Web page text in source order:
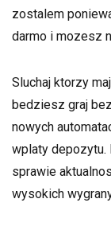
zostalem
darmo i mozesz
Sluchaj ktorzy
bedziesz graj
nowych
wplaty depozytu.
sprawie
wysokich